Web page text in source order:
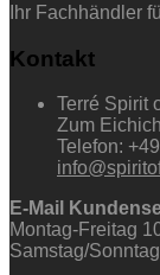
Ihr Fachhändler
Kontakt
Terré Spirit
Zum
Telefon:
E-Mail
Montag-Freitag
Samstag/